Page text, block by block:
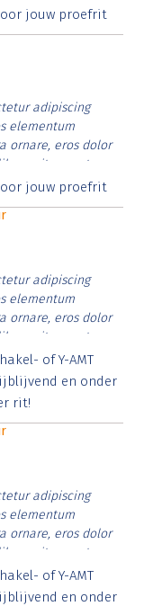
id rutrum lorem
jouw proefrit
adipiscing
elementum
ornare, eros dolor
vitae erat.
id rutrum lorem
jouw proefrit
adipiscing
elementum
ornare, eros dolor
vitae erat.
id rutrum lorem
posuere.
of Y-AMT
en onder
rit!
adipiscing
elementum
ornare, eros dolor
vitae erat.
id rutrum lorem
posuere.
of Y-AMT
en onder